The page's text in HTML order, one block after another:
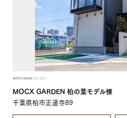
MOCX GARDEN 柏の葉モデル棟
千葉県柏市正連寺89